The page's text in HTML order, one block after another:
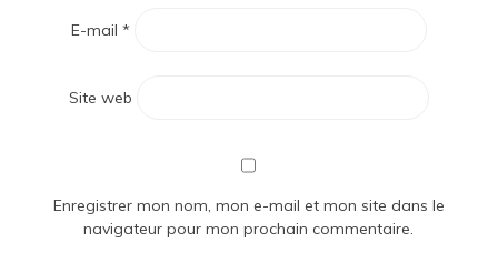
E-mail *
Site web
Enregistrer mon nom, mon e-mail et mon site dans le
navigateur pour mon prochain commentaire.